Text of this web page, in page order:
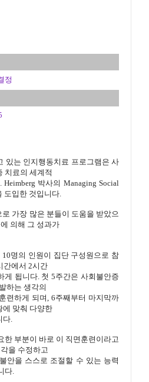
정
있는 인지행동치료 프로그램은 사
치료의 세계적
박사의 Managing Social
도입한 것입니다.
가장 많은 분들이 도움을 받았으
의해 그 성과가
명의 인원이 집단 구성원으로 참
간에서 2시간
게 됩니다. 첫 5주간은 사회불안증
하는 생각의
련하게 되며, 6주째부터 마지막까
에 맞춰 다양한
다.
한 부분이 바로 이 직면훈련이라고
을 수정하고
안을 스스로 조절할 수 있는 능력
다.